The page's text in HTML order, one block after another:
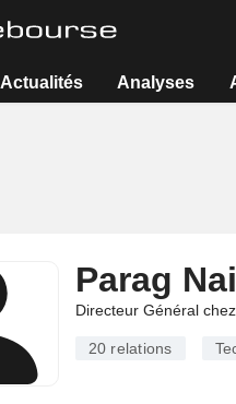
Actualités Analyses
Parag
Directeur Général chez
20 relations